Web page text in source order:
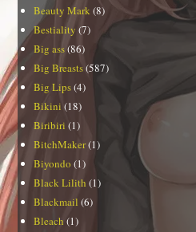
Beauty Mark (8)
Bestiality (7)
Big ass(86)
Big Breasts(587)
Big Lips(4)
Bikini (18)
Biribiri (1)
BitchMaker(1)
Biyondo (1)
Black Lilith (1)
Blackmail (6)
Bleach (1)